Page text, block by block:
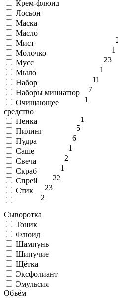
Крем-флюид
Лосьон
Маска
Масло
Мист
1
Молочко
23
Мусс
1
Мыло
11
Набор
7
Наборы миниатюр
1
Очищающее
средство
1
Пенка
5
Пилинг
6
Пудра
1
Саше
2
Свеча
1
Скраб
22
Спрей
23
Стик
2
Сыворотка
Тоник
Флюид
Шампунь
Шипучие
Щётка
Эксфолиант
Эмульсия
Объём